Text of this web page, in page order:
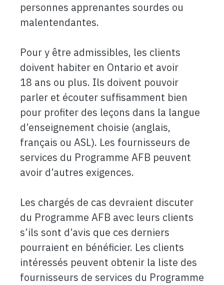
personnes apprenantes sourdes ou
malentendantes.
Pour y être admissibles, les clients
doivent habiter en Ontario et avoir
18 ans ou plus. Ils doivent pouvoir
parler et écouter suffisamment bien
pour profiter des leçons dans la langue
d’enseignement choisie (anglais,
français ou ASL). Les fournisseurs de
services du Programme AFB peuvent
avoir d’autres exigences.
Les chargés de cas devraient discuter
du Programme AFB avec leurs clients
s’ils sont d’avis que ces derniers
pourraient en bénéficier. Les clients
intéressés peuvent obtenir la liste des
fournisseurs de services du Programme